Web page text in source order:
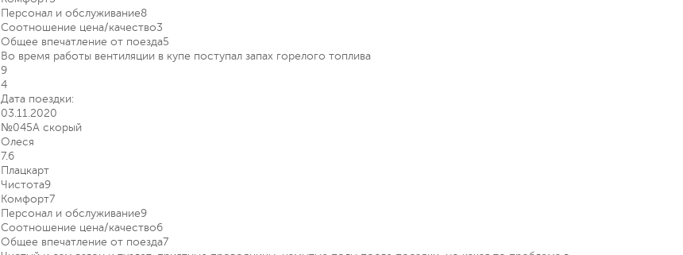
Персонал и обслуживание8
Соотношение цена/качество3
Общее впечатление от поезда5
Во время работы вентиляции в купе поступал запах горелого топлива
9
4
Дата поездки:
03.11.2020
№045А скорый
Олеся
7.6
Плацкарт
Чистота9
Комфорт7
Персонал и обслуживание9
Соотношение цена/качество6
Общее впечатление от поезда7